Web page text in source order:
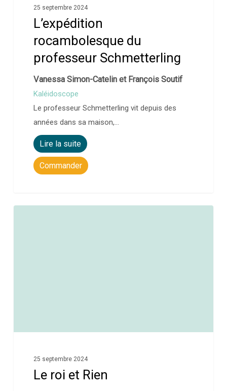
25 septembre 2024
L’expédition
rocambolesque du
professeur Schmetterling
Vanessa Simon-Catelin et François Soutif
Kaléidoscope
Le professeur Schmetterling vit depuis des
années dans sa maison,…
Lire la suite
Commander
25 septembre 2024
Le roi et Rien